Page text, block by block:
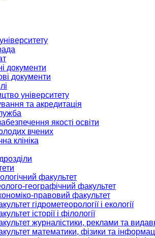
університету
документи
документи
університету
та акредитація
якості освіти
вчених
клініка
факультет
географічний факультет
правовий факультет
гідрометеорології і екології
історії і філології
журналістики, реклами та
математики, фізики та